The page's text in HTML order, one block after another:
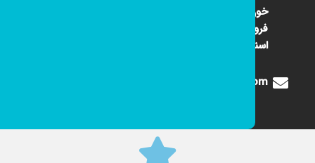
خون
فروشگاه
اسنوا
Digione1360@gmail.com